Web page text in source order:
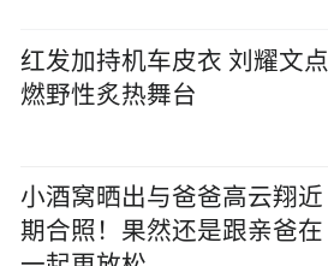
红发加持机车皮衣 刘耀文点
燃野性炙热舞台
小酒窝晒出与爸爸高云翔近
期合照！果然还是跟亲爸在